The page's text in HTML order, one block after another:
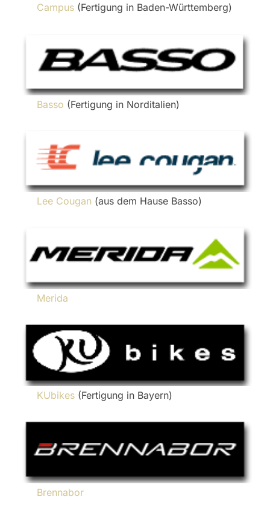
Campus (Fertigung in Baden-Württemberg)
Basso (Fertigung in Norditalien)
Lee Cougan (aus dem Hause Basso)
Merida
KUbikes (Fertigung in Bayern)
Brennabor